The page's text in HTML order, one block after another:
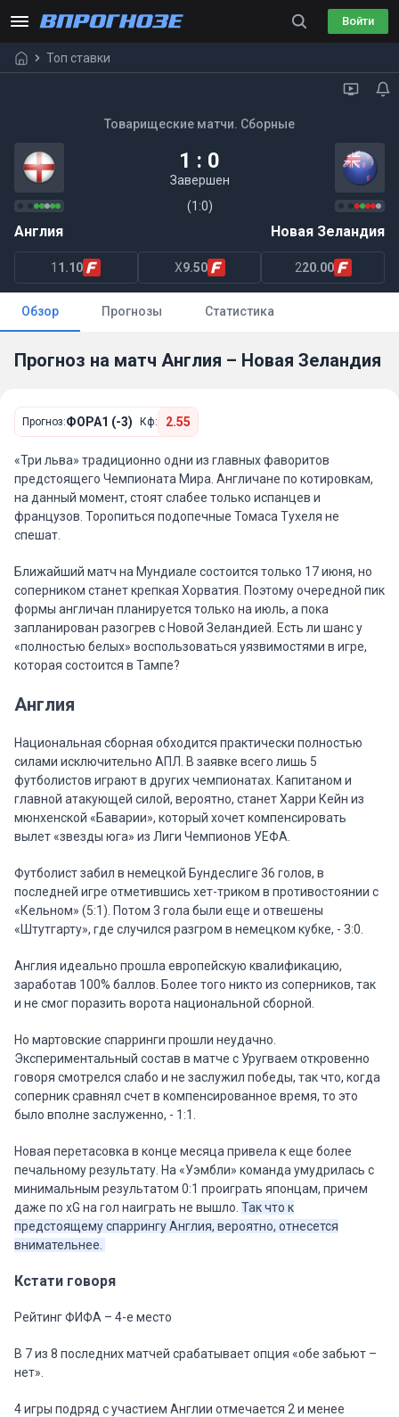
Войти
Топ ставки
Товарищеские матчи. Сборные
1 : 0
Завершен
(1:0)
Англия Новая Зеландия
1 1.10 X9.50 220.00
Обзор Прогнозы Статистика
Прогноз на матч Англия – Новая Зеландия
Прогноз:ФОРА1 (-3) Кф: 2.55
«Три льва» традиционно одни из главных фаворитов
предстоящего Чемпионата Мира. Англичане по котировкам,
на данный момент, стоят слабее только испанцев и
французов. Торопиться подопечные Томаса Тухеля не
спешат.
Ближайший матч на Мундиале состоится только 17 июня, но
соперником станет крепкая Хорватия. Поэтому очередной пик
формы англичан планируется только на июль, а пока
запланирован разогрев с Новой Зеландией. Есть ли шанс у
«полностью белых» воспользоваться уязвимостями в игре,
которая состоится в Тампе?
Англия
Национальная сборная обходится практически полностью
силами исключительно АПЛ. В заявке всего лишь 5
футболистов играют в других чемпионатах. Капитаном и
главной атакующей силой, вероятно, станет Харри Кейн из
мюнхенской «Баварии», который хочет компенсировать
вылет «звезды юга» из Лиги Чемпионов УЕФА.
Футболист забил в немецкой Бундеслиге 36 голов, в
последней игре отметившись хет-триком в противостоянии с
«Кельном» (5:1). Потом 3 гола были еще и отвешены
«Штутгарту», где случился разгром в немецком кубке, - 3:0.
Англия идеально прошла европейскую квалификацию,
заработав 100% баллов. Более того никто из соперников, так
и не смог поразить ворота национальной сборной.
Но мартовские спарринги прошли неудачно.
Экспериментальный состав в матче с Уругваем откровенно
говоря смотрелся слабо и не заслужил победы, так что, когда
соперник сравнял счет в компенсированное время, то это
было вполне заслуженно, - 1:1.
Новая перетасовка в конце месяца привела к еще более
печальному результату. На «Уэмбли» команда умудрилась с
минимальным результатом 0:1 проиграть японцам, причем
даже по xG на гол наиграть не вышло. Так что к
предстоящему спаррингу Англия, вероятно, отнесется
внимательнее.
Кстати говоря
Рейтинг ФИФА – 4-е место
В 7 из 8 последних матчей срабатывает опция «обе забьют –
нет».
4 игры подряд с участием Англии отмечается 2 и менее